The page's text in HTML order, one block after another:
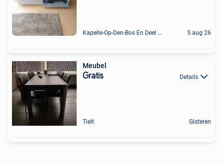
Kapelle-Op-Den-Bos En Deel Van Zemst 5 aug 26
Meubel
Gratis Details
Tielt Gisteren